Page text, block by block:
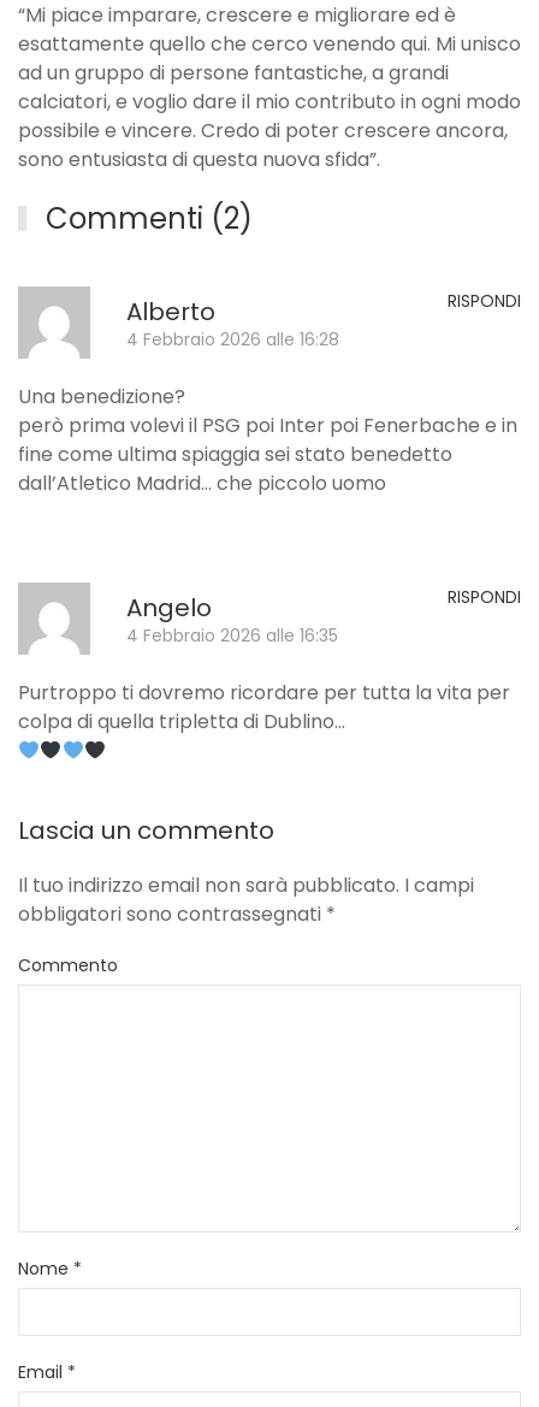
“Mi piace imparare, crescere e migliorare ed è
esattamente quello che cerco venendo qui. Mi unisco
ad un gruppo di persone fantastiche, a grandi
calciatori, e voglio dare il mio contributo in ogni modo
possibile e vincere. Credo di poter crescere ancora,
sono entusiasta di questa nuova sfida”.
Commenti (2)
Alberto
4 Febbraio 2026 alle 16:28
RISPONDI
Una benedizione?
però prima volevi il PSG poi Inter poi Fenerbache e in
fine come ultima spiaggia sei stato benedetto
dall’Atletico Madrid… che piccolo uomo
Angelo
4 Febbraio 2026 alle 16:35
RISPONDI
Purtroppo ti dovremo ricordare per tutta la vita per
colpa di quella tripletta di Dublino…
Lascia un commento
Il tuo indirizzo email non sarà pubblicato. I campi
obbligatori sono contrassegnati *
Commento
Nome *
Email *